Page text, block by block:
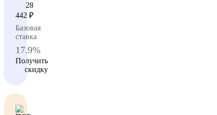
28
442 ₽
Базовая
ставка
17.9%
Получить
скидку